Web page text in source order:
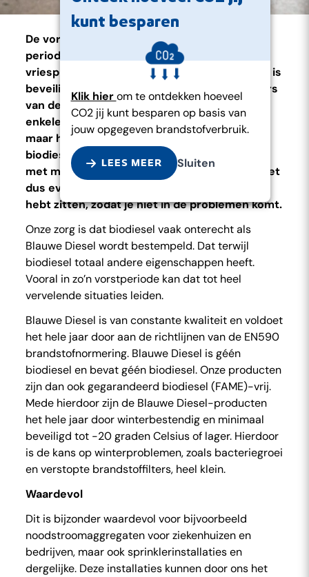
kunt besparen
Klik hierom te ontdekken hoeveel
CO2 jij kunt besparen op basis van
jouw opgegeven brandstofverbruik.
LEES MEER Sluiten
De vorstperiode staat weer voor de deur. De
periode dat we temperaturen onder het
vriespunt kunnen verwachten. Blauwe Diesel is
beveiligd tot -20 graden onder nul. Gebruikers
van deze brandstof hoeven zich dus geen
enkele zorgen te maken als het gaat vriezen,
maar hoe anders is dat voor bijvoorbeeld
biodieselgebruikers? En wat kan er gebeuren
met machines waar nog zomerdiesel in zit? Let
dus even goed op wat je nu precies in je tank
hebt zitten, zodat je niet in de problemen komt.
Onze zorg is dat biodiesel vaak onterecht als
Blauwe Diesel wordt bestempeld. Dat terwijl
biodiesel totaal andere eigenschappen heeft.
Vooral in zo’n vorstperiode kan dat tot heel
vervelende situaties leiden.
Blauwe Diesel is van constante kwaliteit en voldoet
het hele jaar door aan de richtlijnen van de EN590
brandstofnormering. Blauwe Diesel is géén
biodiesel en bevat géén biodiesel. Onze producten
zijn dan ook gegarandeerd biodiesel (FAME)-vrij.
Mede hierdoor zijn de Blauwe Diesel-producten
het hele jaar door winterbestendig en minimaal
beveiligd tot -20 graden Celsius of lager. Hierdoor
is de kans op winterproblemen, zoals bacteriegroei
en verstopte brandstoffilters, heel klein.
Waardevol
Dit is bijzonder waardevol voor bijvoorbeeld
noodstroomaggregaten voor ziekenhuizen en
bedrijven, maar ook sprinklerinstallaties en
dergelijke. Deze installaties kunnen door ons het